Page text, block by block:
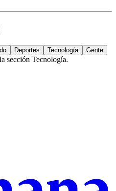
Deportes Tecnología Gente
sección Tecnología.